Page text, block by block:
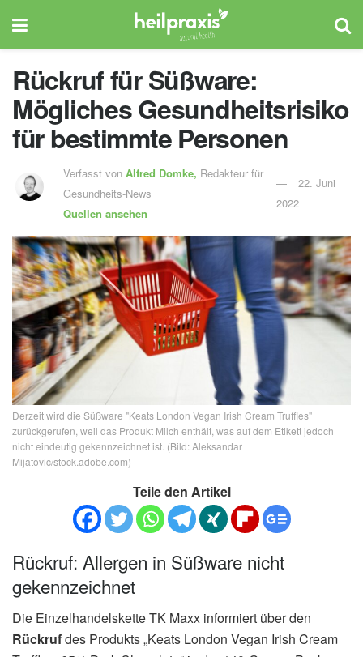
Rückruf für Süßware:
Mögliches Gesundheitsrisiko
für bestimmte Personen
Verfasst von Alfred Domke, Redakteur für
Gesundheits-News
Quellen ansehen
22. Juni
2022
Derzeit wird die Süßware "Keats London Vegan Irish Cream Truffles"
zurückgerufen, weil das Produkt Milch enthält, was auf dem Etikett jedoch
nicht eindeutig gekennzeichnet ist. (Bild: Aleksandar
Mijatovic/stock.adobe.com)
Teile den Artikel
Rückruf: Allergen in Süßware nicht
gekennzeichnet
Die Einzelhandelskette TK Maxx informiert über den
Rückrufdes Produkts „Keats London Vegan Irish Cream